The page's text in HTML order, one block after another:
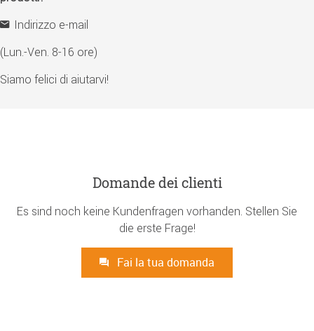
Indirizzo e-mail
(Lun.-Ven. 8-16 ore)
Siamo felici di aiutarvi!
Domande dei clienti
Es sind noch keine Kundenfragen vorhanden. Stellen Sie
die erste Frage!
Fai la tua domanda